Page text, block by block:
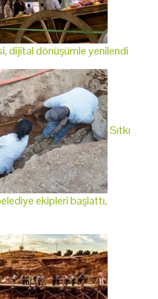
dijital dönüşümle yenilendi
Sıtkı
ekipleri başlattı,